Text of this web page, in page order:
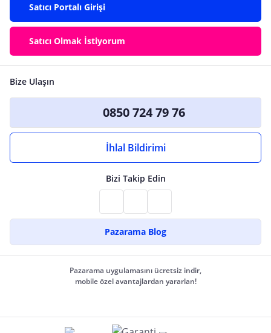
Satıcı Portalı Girişi
Satıcı Olmak İstiyorum
Bize Ulaşın
0850 724 79 76
İhlal Bildirimi
Bizi Takip Edin
Pazarama Blog
Pazarama uygulamasını ücretsiz indir,
mobile özel avantajlardan yararlan!